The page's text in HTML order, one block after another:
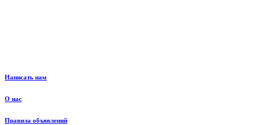
Написать нам
О нас
Правила объявлений